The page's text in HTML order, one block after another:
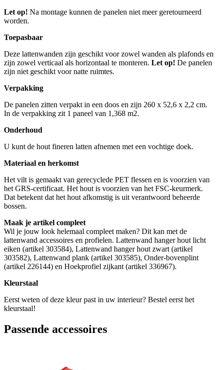
Let op! Na montage kunnen de panelen niet meer geretourneerd
worden.
Toepasbaar
Deze lattenwanden zijn geschikt voor zowel wanden als plafonds en
zijn zowel verticaal als horizontaal te monteren. Let op! De panelen
zijn niet geschikt voor natte ruimtes.
Verpakking
De panelen zitten verpakt in een doos en zijn 260 x 52,6 x 2,2 cm.
In de verpakking zit 1 paneel van 1,368 m2.
Onderhoud
U kunt de hout fineren latten afnemen met een vochtige doek.
Materiaal en herkomst
Het vilt is gemaakt van gerecyclede PET flessen en is voorzien van
het GRS-certificaat. Het hout is voorzien van het FSC-keurmerk.
Dat betekent dat het hout afkomstig is uit verantwoord beheerde
bossen.
Maak je artikel compleet
Wil je jouw look helemaal compleet maken? Dit kan met de
lattenwand accessoires en profielen. Lattenwand hanger hout licht
eiken (artikel 303584), Lattenwand hanger hout zwart (artikel
303582), Lattenwand plank (artikel 303585), Onder-bovenplint
(artikel 226144) en Hoekprofiel zijkant (artikel 336967).
Kleurstaal
Eerst weten of deze kleur past in uw interieur? Bestel eerst het
kleurstaal!
Passende accessoires